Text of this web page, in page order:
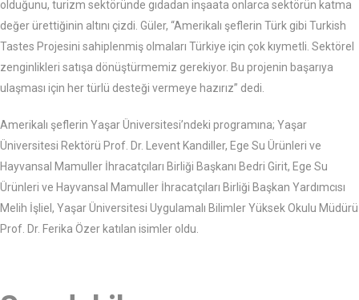
olduğunu, turizm sektöründe gıdadan inşaata onlarca sektörün katma
değer ürettiğinin altını çizdi. Güler, “Amerikalı şeflerin Türk gibi Turkish
Tastes Projesini sahiplenmiş olmaları Türkiye için çok kıymetli. Sektörel
zenginlikleri satışa dönüştürmemiz gerekiyor. Bu projenin başarıya
ulaşması için her türlü desteği vermeye hazırız” dedi.
Amerikalı şeflerin Yaşar Üniversitesi’ndeki programına; Yaşar
Üniversitesi Rektörü Prof. Dr. Levent Kandiller, Ege Su Ürünleri ve
Hayvansal Mamuller İhracatçıları Birliği Başkanı Bedri Girit, Ege Su
Ürünleri ve Hayvansal Mamuller İhracatçıları Birliği Başkan Yardımcısı
Melih İşliel, Yaşar Üniversitesi Uygulamalı Bilimler Yüksek Okulu Müdürü
Prof. Dr. Ferika Özer katılan isimler oldu.